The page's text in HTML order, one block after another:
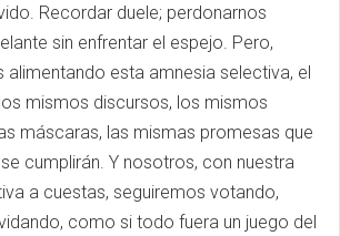
Recordar duele; perdonarnos
sin enfrentar el espejo. Pero,
alimentando esta amnesia selectiva, el
mismos discursos, los mismos
máscaras, las mismas promesas que
cumplirán. Y nosotros, con nuestra
a cuestas, seguiremos votando,
como si todo fuera un juego del